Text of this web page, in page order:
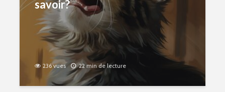
savoir?
236 vues 22 min de lecture